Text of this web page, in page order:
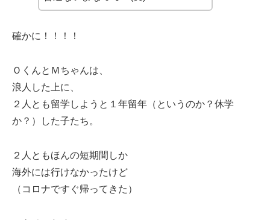
確かに！！！！
ＯくんとＭちゃんは、
浪人した上に、
２人とも留学しようと１年留年（というのか？休学
か？）した子たち。
２人ともほんの短期間しか
海外には行けなかったけど
（コロナですぐ帰ってきた）